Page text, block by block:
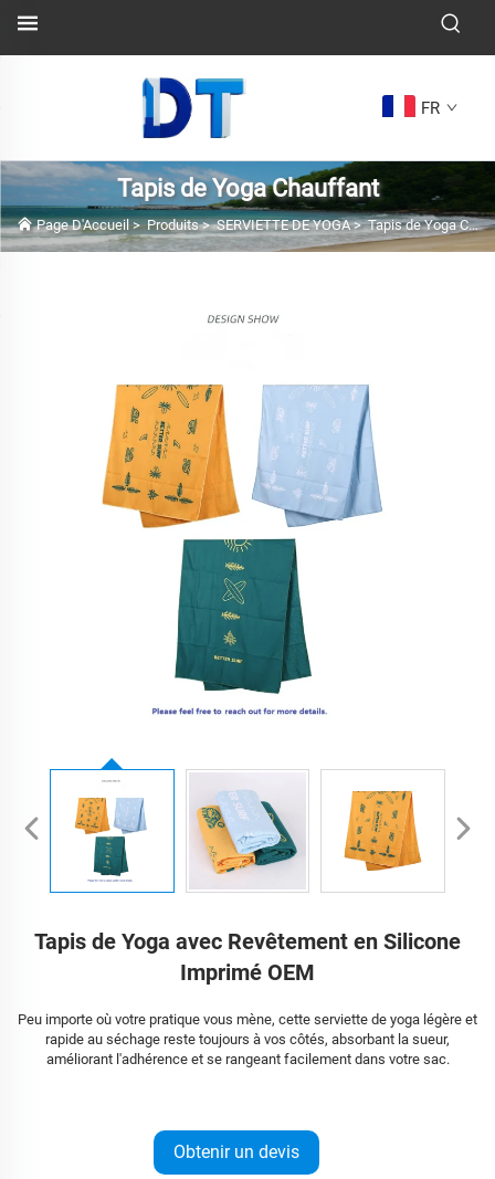
FR
Tapis de Yoga Chauffant
Page D'Accueil>Produits>SERVIETTE DE YOGA>Tapis de Yoga Chauffant
Tapis de Yoga avec Revêtement en Silicone
Imprimé OEM
Peu importe où votre pratique vous mène, cette serviette de yoga légère et
rapide au séchage reste toujours à vos côtés, absorbant la sueur,
améliorant l'adhérence et se rangeant facilement dans votre sac.
Obtenir un devis